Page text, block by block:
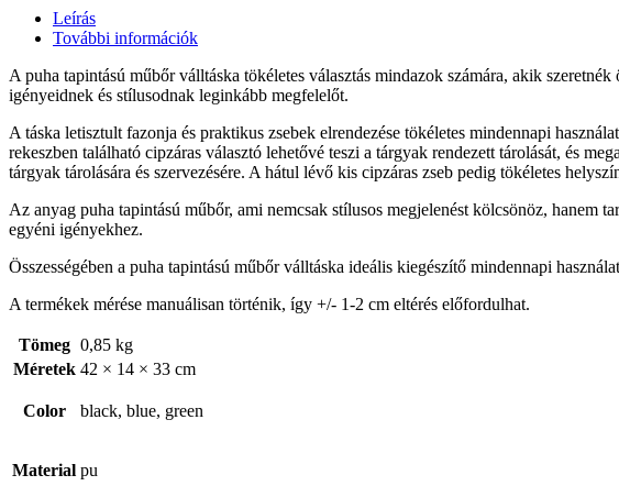
Leírás
További információk
A puha tapintású műbőr válltáska tökéletes választás mindazok számára, akik
igényeidnek és stílusodnak leginkább megfelelőt.
A táska letisztult fazonja és praktikus zsebek elrendezése tökéletes mindennapi
rekeszben található cipzáras választó lehetővé teszi a tárgyak rendezett tárolását, és
tárgyak tárolására és szervezésére. A hátul lévő kis cipzáras zseb pedig tökéletes
Az anyag puha tapintású műbőr, ami nemcsak stílusos megjelenést kölcsönöz, hanem
egyéni igényekhez.
Összességében a puha tapintású műbőr válltáska ideális kiegészítő mindennapi
A termékek mérése manuálisan történik, így +/- 1-2 cm eltérés előfordulhat.
Tömeg 0,85 kg
Méretek 42 × 14 × 33 cm
Color black, blue, green
Material pu